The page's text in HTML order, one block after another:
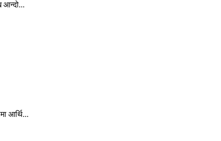
आन्दो...
आर्थि...